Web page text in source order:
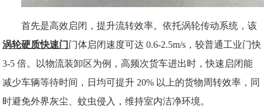
首先是高效启闭，提升流转效率。依托涡轮传动系统，该
涡轮硬质快速门 门体启闭速度可达 0.6-2.5m/s，较普通工业门快
3-5 倍。以物流装卸区为例，高频次货车进出时，快速启闭能
减少车辆等待时间，日均可提升 20% 以上的货物周转效率，同
时避免外界灰尘、蚊虫侵入，维持室内洁净环境。​